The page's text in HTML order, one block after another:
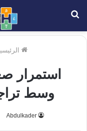
استمرار
وسط
Abdulkader